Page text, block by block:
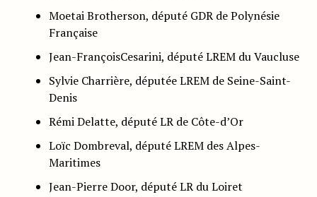
Moetai Brotherson, député GDR de Polynésie
Française
Jean-FrançoisCesarini, député LREM du Vaucluse
Sylvie Charrière, députée LREM de Seine-Saint-
Denis
Rémi Delatte, député LR de Côte-d’Or
Loïc Dombreval, député LREM des Alpes-
Maritimes
Jean-Pierre Door, député LR du Loiret